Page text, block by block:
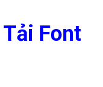
Tải Font